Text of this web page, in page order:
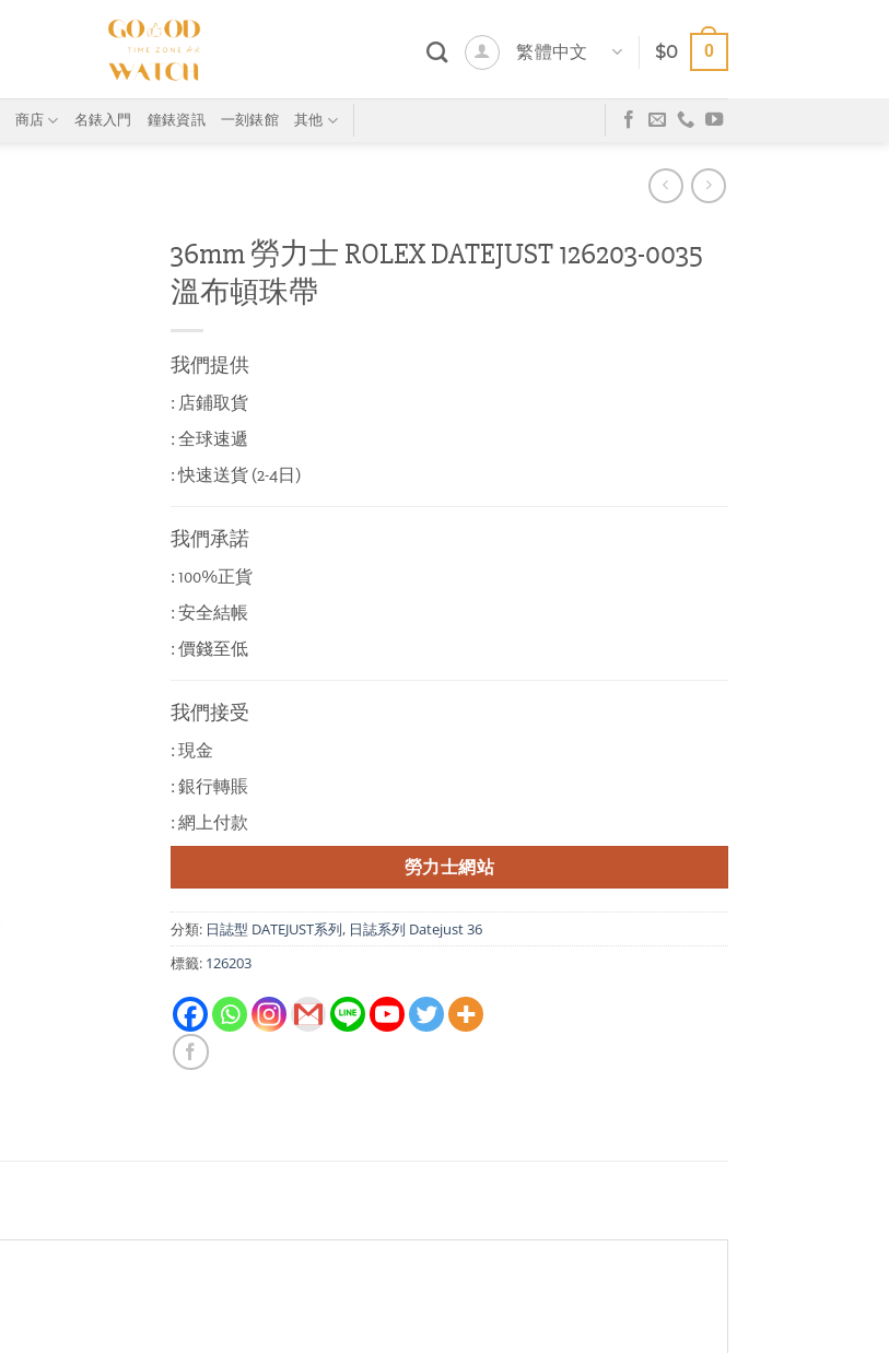
繁體中文 $0 0
商店 名錶入門 鐘錶資訊 一刻錶館 其他
36mm 勞力士 ROLEX DATEJUST 126203-0035
溫布頓珠帶
我們提供
: 店鋪取貨
: 全球速遞
: 快速送貨 (2-4日)
我們承諾
: 100%正貨
: 安全結帳
: 價錢至低
我們接受
: 現金
: 銀行轉賬
: 網上付款
勞力士網站
分類: 日誌型 DATEJUST系列, 日誌系列 Datejust 36
標籤: 126203